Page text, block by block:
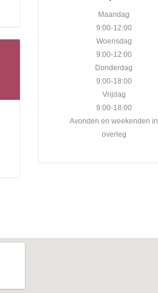
Maandag
9:00-12:00
Woensdag
9:00-12:00
Donderdag
9:00-18:00
Vrijdag
9:00-18:00
Avonden en weekenden in
overleg